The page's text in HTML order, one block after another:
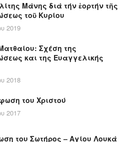
Μάνης διά τήν ἑορτήν τῆς
τοῦ Κυρίου
2019
Σχέση της
και της Ευαγγελικής
2018
του Χριστού
2017
του Σωτήρος – Αγίου Λουκά